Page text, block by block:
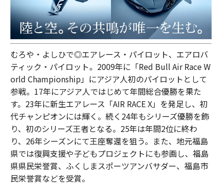
むろや・よしひで◎エアレース・パイロット、エアロバ
ティック・パイロット。2009年に「Red Bull Air Race W
orld Championship」にアジア人初のパイロットとして
参戦。17年にアジア人ではじめて年間総合優勝を果た
す。23年に新生エアレース「AIR RACE X」を発足し、初
代チャンピオンには輝く。続く24年もシリーズ優勝を飾
り、初のシリーズ王者となる。25年は年間2位に終わ
り、26年シーズンにて王座奪還を狙う。また、地元福島
県では復興支援や子どもプロジェクトにも参画し、福島
県県民栄誉賞、ふくしまスポーツアンバサダー、福島市
民栄誉賞などを受賞。